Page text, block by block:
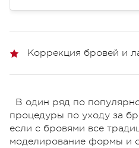
Коррекция бровей и
В один ряд по
процедуры по уходу за
если с бровями все
моделирование формы и